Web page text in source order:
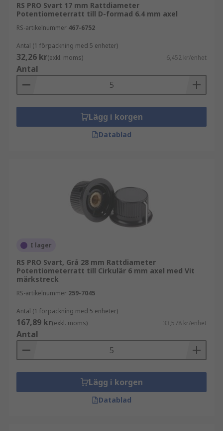
RS PRO Svart 17 mm Rattdiameter
Potentiometerratt till D-formad 6.4 mm axel
RS-artikelnummer 467-6752
Antal (1 förpackning med 5 enheter)
32,26 kr(exkl. moms) 6,452 kr/enhet
Antal
Lägg i korgen
Datablad
I lager
RS PRO Svart, Grå 28 mm Rattdiameter
Potentiometerratt till Cirkulär 6 mm axel med Vit
märkstreck
RS-artikelnummer 259-7045
Antal (1 förpackning med 5 enheter)
167,89 kr(exkl. moms) 33,578 kr/enhet
Antal
Lägg i korgen
Datablad